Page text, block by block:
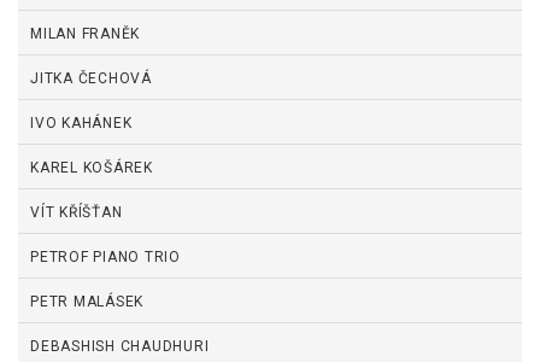
MILAN FRANĚK
JITKA ČECHOVÁ
IVO KAHÁNEK
KAREL KOŠÁREK
VÍT KŘÍŠŤAN
PETROF PIANO TRIO
PETR MALÁSEK
DEBASHISH CHAUDHURI